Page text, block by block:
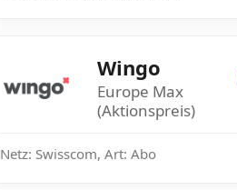
Wingo
Europe Max
(Aktionspreis)
Netz: Swisscom, Art: Abo